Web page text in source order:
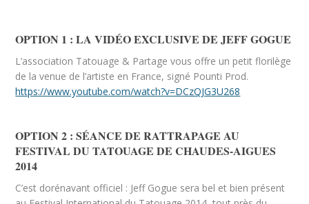
OPTION 1 : LA VIDÉO EXCLUSIVE DE JEFF GOGUE
L’association Tatouage & Partage vous offre un petit florilège
de la venue de l’artiste en France, signé Pounti Prod.
https://www.youtube.com/watch?v=DCzQJG3U268
OPTION 2 : SÉANCE DE RATTRAPAGE AU
FESTIVAL DU TATOUAGE DE CHAUDES-AIGUES
2014
C’est dorénavant officiel : Jeff Gogue sera bel et bien présent